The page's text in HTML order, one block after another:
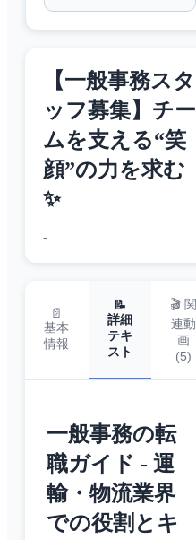
【一般事務スタ
ッフ募集】チー
ムを支える“笑
顔”の力を求む
✨
-
📄
基本
情報
📝
詳細
テキ
スト
🎬 関
連動
画
(5)
一般事務の転
職ガイド - 運
輸・物流業界
での役割とキ